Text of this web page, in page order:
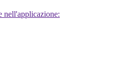
nell'applicazione: